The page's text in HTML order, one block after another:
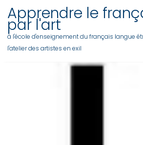
content
Apprendre le
par l'art
à l'école d'enseignement du français langue
l'atelier des artistes en exil